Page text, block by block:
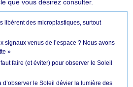
que vous désirez consulter.
libèrent des microplastiques, surtout
signaux venus de l’espace ? Nous avons
»
faire (et éviter) pour observer le Soleil
d’observer le Soleil dévier la lumière des